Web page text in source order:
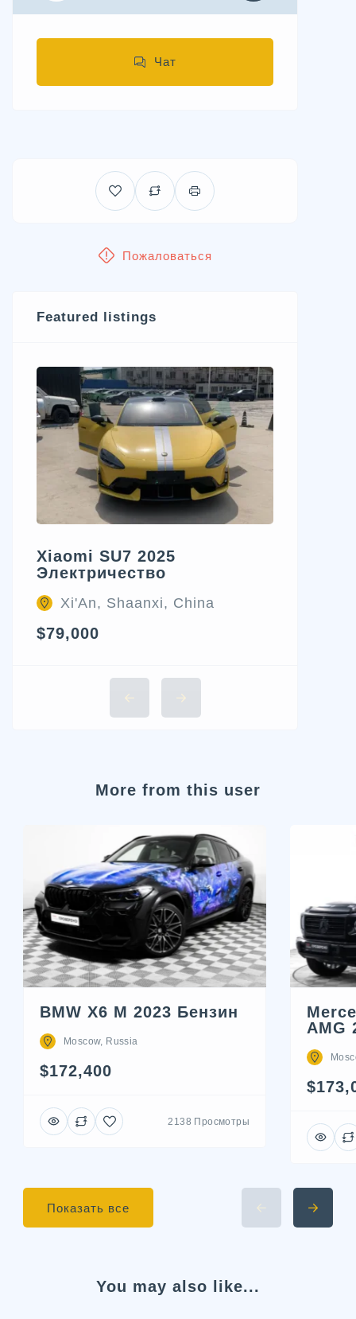
Чат
Пожаловаться
Featured listings
Xiaomi SU7 2025
Электричество
Xi'An, Shaanxi, China
$79,000
More from this user
BMW X6 M 2023 Бензин
Moscow, Russia
$172,400
2138 Просмотры
AMG
Показать все
You may also like...